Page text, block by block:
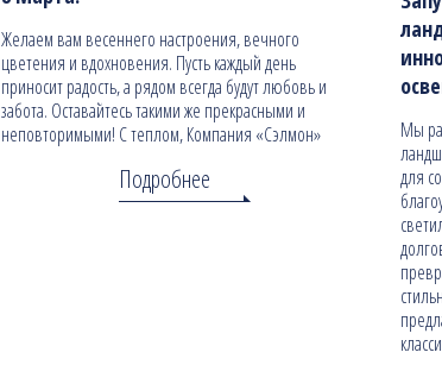
Желаем вам весеннего настроения, вечного
цветения и вдохновения. Пусть каждый день
приносит радость, а рядом всегда будут любовь и
забота. Оставайтесь такими же прекрасными и
неповторимыми! С теплом, Компания «Сэлмон»
Подробнее
Мы
для